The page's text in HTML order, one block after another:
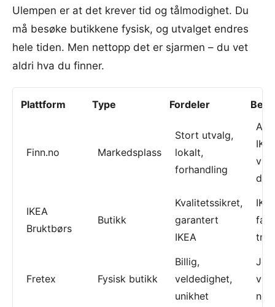
Ulempen er at det krever tid og tålmodighet. Du
må besøke butikkene fysisk, og utvalget endres
hele tiden. Men nettopp det er sjarmen – du vet
aldri hva du finner.
Plattform Type Fordeler
Finn.no Markedsplass
Stort utvalg,
lokalt,
forhandling
Alt
IKEA
Bruktbørs
Butikk
Kvalitetssikret,
garantert
IKEA
Fretex Fysisk butikk
Billig,
veldedighet,
unikhet